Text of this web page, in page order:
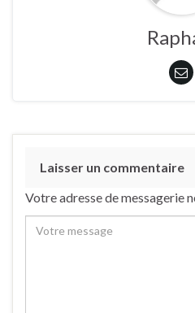
Laisser un commentaire
Votre adresse de messagerie